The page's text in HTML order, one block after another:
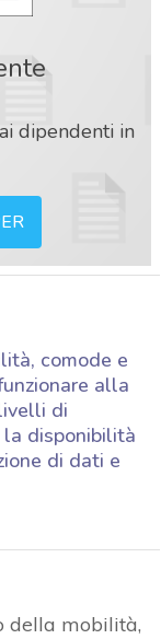
dipendenti in
comode e
alla
di
disponibilità
di dati e
della mobilità,